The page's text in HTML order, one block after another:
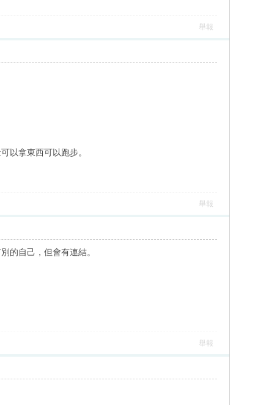
舉報
以拿東西可以跑步。
舉報
的自己，但會有連結。
舉報